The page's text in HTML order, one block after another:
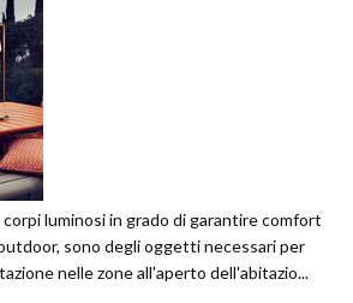
luminosi in grado di garantire comfort
sono degli oggetti necessari per
nelle zone all'aperto dell'abitazio...